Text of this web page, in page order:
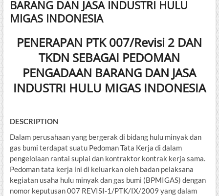
BARANG DAN JASA INDUSTRI HULU
MIGAS INDONESIA
PENERAPAN PTK 007/Revisi 2 DAN
TKDN SEBAGAI PEDOMAN
PENGADAAN BARANG DAN JASA
INDUSTRI HULU MIGAS INDONESIA
DESCRIPTION
Dalam perusahaan yang bergerak di bidang hulu minyak dan
gas bumi terdapat suatu Pedoman Tata Kerja di dalam
pengelolaan rantai suplai dan kontraktor kontrak kerja sama.
Pedoman tata kerja ini di keluarkan oleh badan pelaksana
kegiatan usaha hulu minyak dan gas bumi (BPMIGAS) dengan
nomor keputusan 007 REVISI-1/PTK/IX/2009 yang dalam